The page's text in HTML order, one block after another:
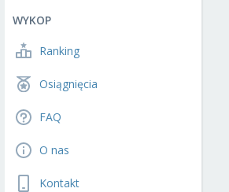
WYKOP
Ranking
Osiągnięcia
FAQ
O nas
Kontakt